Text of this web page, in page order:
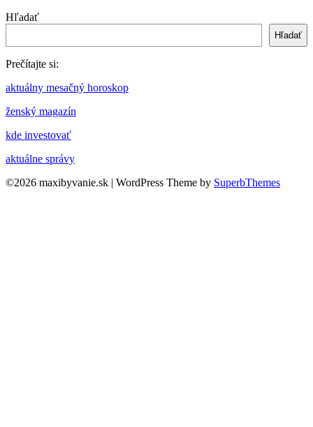
Hľadať
Hľadať
Prečítajte si:
aktuálny mesačný horoskop
ženský magazín
kde investovať
aktuálne správy
©2026 maxibyvanie.sk | WordPress Theme by SuperbThemes